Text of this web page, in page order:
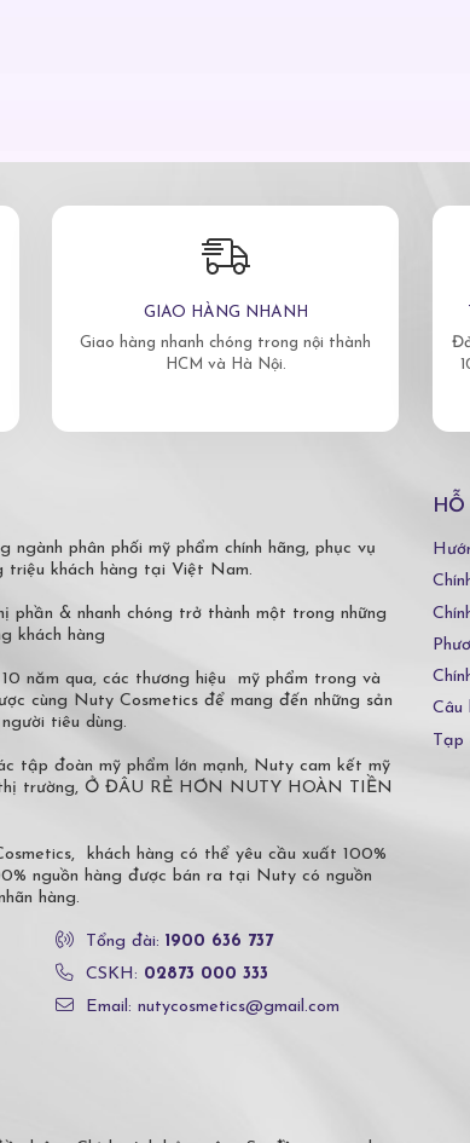
GIAO HÀNG NHANH
Giao hàng nhanh chóng trong nội thành
HCM và Hà Nội.
phân phối mỹ phẩm chính hãng, phục vụ
triệu khách hàng tại Việt Nam.
& nhanh chóng trở thành một trong những
khách hàng
năm qua, các thương hiệu mỹ phẩm trong và
cùng Nuty Cosmetics để mang đến những sản
tiêu dùng.
tập đoàn mỹ phẩm lớn mạnh, Nuty cam kết mỹ
trường, Ở ĐÂU RẺ HƠN NUTY HOÀN TIỀN
khách hàng có thể yêu cầu xuất 100%
nguồn hàng được bán ra tại Nuty có nguồn
hàng.
Tổng đài: 1900 636 737
CSKH: 02873 000 333
Email: nutycosmetics@gmail.com
Câu
Tạp